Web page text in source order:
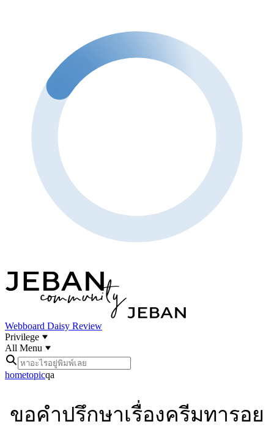
Webboard Daisy Review
Privilege
All Menu
hometopicqa
ขอคำปรึกษาเรื่องครีมทารอย